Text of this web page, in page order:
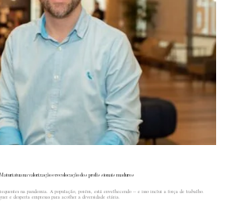
atua na valorização e recolocação dos profissionais maduros
na pandemia. A população, porém, está envelhecendo -- e isso inclui a força de trabalho.
e desperta empresas para acolher a diversidade etária.